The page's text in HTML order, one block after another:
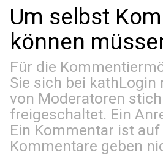
Um selbst
können
Für die
Sie sich bei kathLogin
von Moderatoren
freigeschaltet. Ein
Ein Kommentar ist
Kommentare geben